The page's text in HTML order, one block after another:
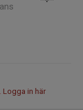
Logga in här